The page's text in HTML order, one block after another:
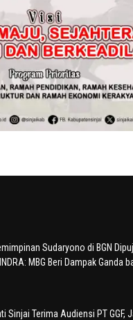
Sudaryono di BGN
MBG Beri Dampak Ganda
Sinjai Terima Audiensi PT GGF,